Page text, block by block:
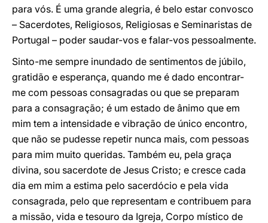
para vós. É uma grande alegria, é belo estar convosco
– Sacerdotes, Religiosos, Religiosas e Seminaristas de
Portugal – poder saudar-vos e falar-vos pessoalmente.
Sinto-me sempre inundado de sentimentos de júbilo,
gratidão e esperança, quando me é dado encontrar-
me com pessoas consagradas ou que se preparam
para a consagração; é um estado de ânimo que em
mim tem a intensidade e vibração de único encontro,
que não se pudesse repetir nunca mais, com pessoas
para mim muito queridas. Também eu, pela graça
divina, sou sacerdote de Jesus Cristo; e cresce cada
dia em mim a estima pelo sacerdócio e pela vida
consagrada, pelo que representam e contribuem para
a missão, vida e tesouro da Igreja, Corpo místico de